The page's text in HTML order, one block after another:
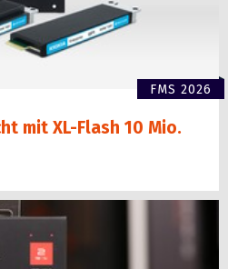
FMS 2026
mit XL-Flash 10 Mio.